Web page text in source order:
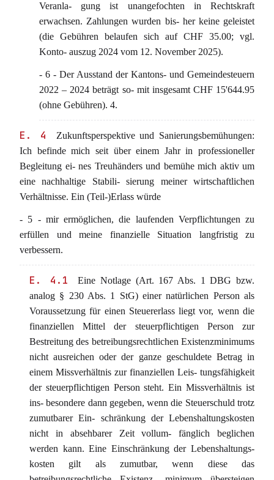
Veranla- gung ist unangefochten in Rechtskraft
erwachsen. Zahlungen wurden bis- her keine geleistet
(die Gebühren belaufen sich auf CHF 35.00; vgl.
Konto- auszug 2024 vom 12. November 2025).
- 6 - Der Ausstand der Kantons- und Gemeindesteuern
2022 – 2024 beträgt so- mit insgesamt CHF 15'644.95
(ohne Gebühren). 4.
E. 4
Zukunftsperspektive und Sanierungsbemühungen:
Ich befinde mich seit über einem Jahr in professioneller
Begleitung ei- nes Treuhänders und bemühe mich aktiv um
eine nachhaltige Stabili- sierung meiner wirtschaftlichen
Verhältnisse. Ein (Teil-)Erlass würde
- 5 - mir ermöglichen, die laufenden Verpflichtungen zu
erfüllen und meine finanzielle Situation langfristig zu
verbessern.
E. 4.1
Eine Notlage (Art. 167 Abs. 1 DBG bzw.
analog § 230 Abs. 1 StG) einer natürlichen Person als
Voraussetzung für einen Steuererlass liegt vor, wenn die
finanziellen Mittel der steuerpflichtigen Person zur
Bestreitung des betreibungsrechtlichen Existenzminimums
nicht ausreichen oder der ganze geschuldete Betrag in
einem Missverhältnis zur finanziellen Leis- tungsfähigkeit
der steuerpflichtigen Person steht. Ein Missverhältnis ist
ins- besondere dann gegeben, wenn die Steuerschuld trotz
zumutbarer Ein- schränkung der Lebenshaltungskosten
nicht in absehbarer Zeit vollum- fänglich beglichen
werden kann. Eine Einschränkung der Lebenshaltungs-
kosten gilt als zumutbar, wenn diese das